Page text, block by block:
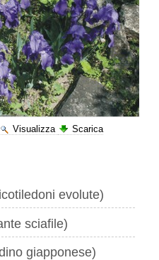
Visualizza Scarica
evolute)
sciafile)
giapponese)